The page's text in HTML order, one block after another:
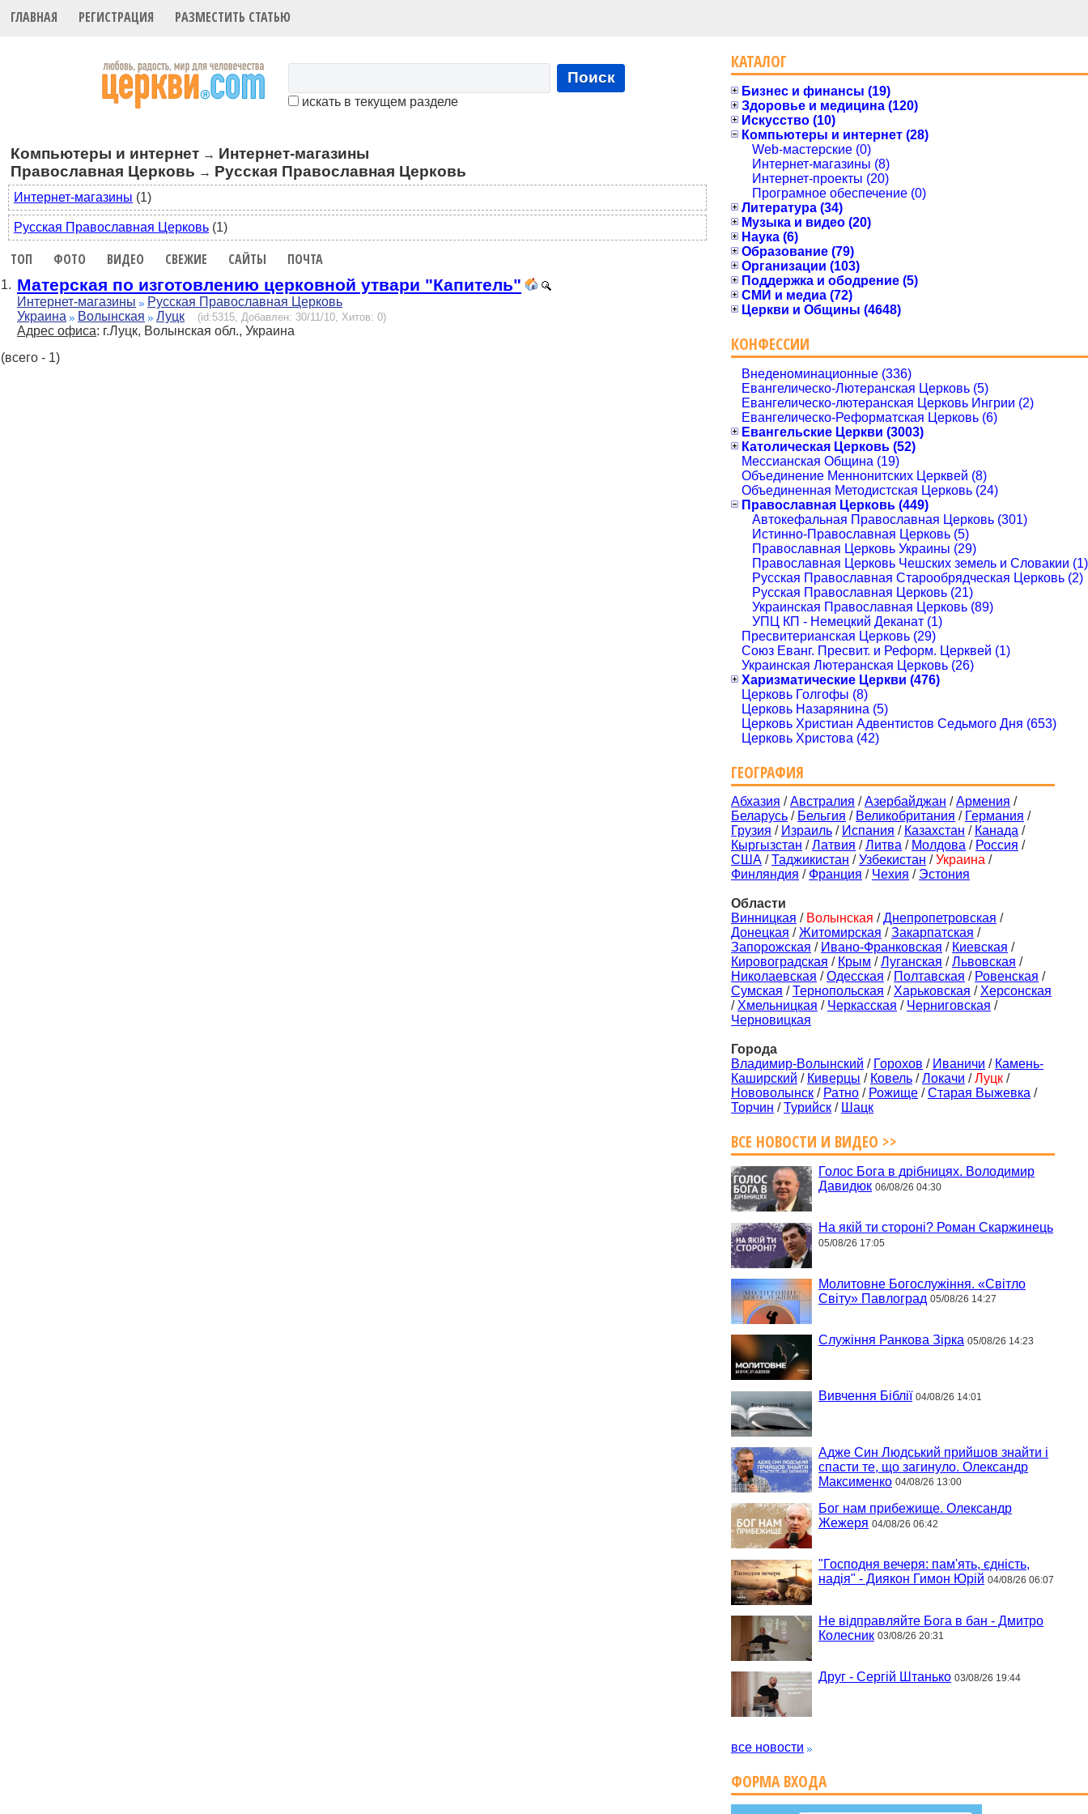
ГЛАВНАЯ РЕГИСТРАЦИЯ РАЗМЕСТИТЬ СТАТЬЮ
Поиск
искать в текущем разделе
Компьютеры и интернет → Интернет-магазины
Православная Церковь → Русская Православная Церковь
Интернет-магазины (1)
Русская Православная Церковь (1)
ТОП ФОТО ВИДЕО СВЕЖИЕ САЙТЫ ПОЧТА
1. Матерская по изготовлению церковной утвари "Капитель"
Интернет-магазины
Русская Православная Церковь
Украина
Волынская Луцк (id:5315, Добавлен: 30/11/10, Хитов: 0)
Адрес офиса: г.Луцк, Волынская обл., Украина
(всего - 1)
КАТАЛОГ
Бизнес и финансы (19)
Здоровье и медицина (120)
Искусство (10)
Компьютеры и интернет (28)
Web-мастерские (0)
Интернет-магазины (8)
Интернет-проекты (20)
Програмное обеспечение (0)
Литература (34)
Музыка и видео (20)
Наука (6)
Образование (79)
Организации (103)
Поддержка и ободрение (5)
СМИ и медиа (72)
Церкви и Общины (4648)
КОНФЕССИИ
Внеденоминационные (336)
Евангелическо-Лютеранская Церковь (5)
Евангелическо-лютеранская Церковь Ингрии (2)
Евангелическо-Реформатская Церковь (6)
Евангельские Церкви (3003)
Католическая Церковь (52)
Мессианская Община (19)
Объединение Меннонитских Церквей (8)
Объединенная Методистская Церковь (24)
Православная Церковь (449)
Автокефальная Православная Церковь (301)
Истинно-Православная Церковь (5)
Православная Церковь Украины (29)
Православная Церковь Чешских земель и Словакии (1)
Русская Православная Старообрядческая Церковь (2)
Русская Православная Церковь (21)
Украинская Православная Церковь (89)
УПЦ КП - Немецкий Деканат (1)
Пресвитерианская Церковь (29)
Союз Еванг. Пресвит. и Реформ. Церквей (1)
Украинская Лютеранская Церковь (26)
Харизматические Церкви (476)
Церковь Голгофы (8)
Церковь Назарянина (5)
Церковь Христиан Адвентистов Седьмого Дня (653)
Церковь Христова (42)
ГЕОГРАФИЯ
Абхазия /Австралия /Азербайджан /Армения /
Беларусь / Бельгия / Великобритания / Германия /
Грузия / Израиль / Испания / Казахстан / Канада /
Кыргызстан /Латвия /Литва / Молдова / Россия /
США /Таджикистан /Узбекистан /Украина /
Финляндия / Франция / Чехия / Эстония
Области
Винницкая / Волынская /Днепропетровская /
Донецкая /Житомирская /Закарпатская /
Запорожская / Ивано-Франковская / Киевская /
Кировоградская / Крым /Луганская /Львовская /
Николаевская /Одесская / Полтавская / Ровенская /
Сумская /Тернопольская / Харьковская / Херсонская
/ Хмельницкая / Черкасская / Черниговская /
Черновицкая
Города
Владимир-Волынский / Горохов / Иваничи / Камень-
Каширский / Киверцы / Ковель /Локачи /Луцк /
Нововолынск / Ратно / Рожище /Старая Выжевка /
Торчин /Турийск / Шацк
ВСЕ НОВОСТИ И ВИДЕО >>
Голос Бога в дрібницях. Володимир
Давидюк 06/08/26 04:30
На якій ти стороні? Роман Скаржинець
05/08/26 17:05
Молитовне Богослужіння. «Світло
Світу» Павлоград 05/08/26 14:27
Служіння Ранкова Зірка 05/08/26 14:23
Вивчення Біблії 04/08/26 14:01
Адже Син Людський прийшов знайти і
спасти те, що загинуло. Олександр
Максименко 04/08/26 13:00
Бог нам прибежище. Олександр
Жежеря 04/08/26 06:42
"Господня вечеря: пам'ять, єдність,
надія" - Диякон Гимон Юрій 04/08/26 06:07
Не відправляйте Бога в бан - Дмитро
Колесник 03/08/26 20:31
Друг - Сергій Штанько 03/08/26 19:44
все новости
ФОРМА ВХОДА